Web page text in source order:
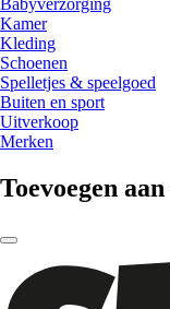
Babyverzorging
Kamer
Kleding
Schoenen
Spelletjes & speelgoed
Buiten en sport
Uitverkoop
Merken
Toevoegen